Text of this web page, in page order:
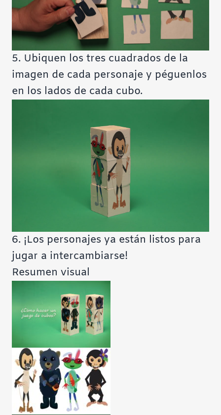
5. Ubiquen los tres cuadrados de la
imagen de cada personaje y péguenlos
en los lados de cada cubo.
6. ¡Los personajes ya están listos para
jugar a intercambiarse!
Resumen visual
Tutorial finalizado